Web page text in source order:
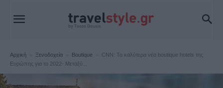
Αρχική Ξενοδοχεία Boutique
CNN: Τα καλύτερα νέα boutique hotels της
Ευρώπης για το 2022- Μεταξύ...